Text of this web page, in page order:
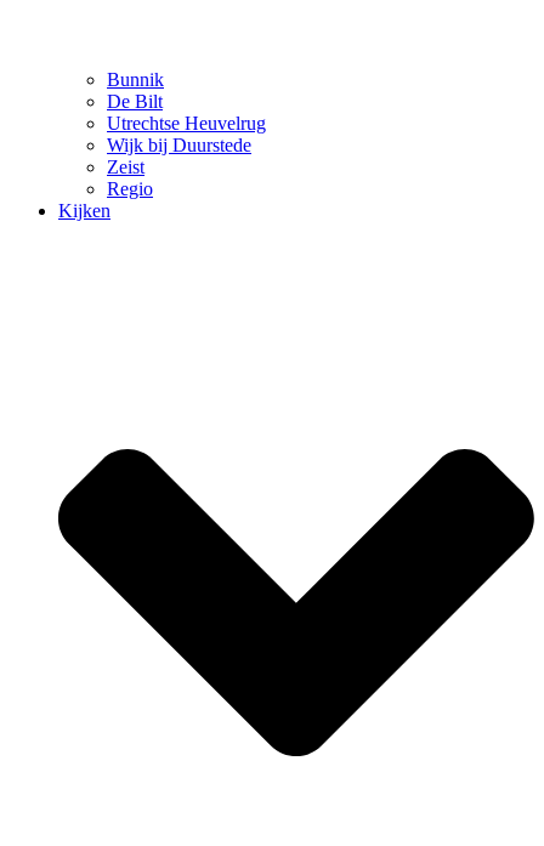
Bunnik
De Bilt
Utrechtse Heuvelrug
Wijk bij Duurstede
Zeist
Regio
Kijken